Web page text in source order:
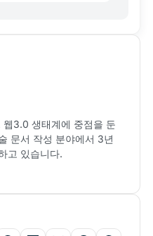
3.0 생태계에 중점을 둔
문서 작성 분야에서 3년
고 있습니다.